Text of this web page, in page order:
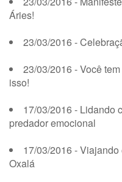
Áries!
23/03/2016 -
23/03/2016 - Você
isso!
17/03/2016 - Lidando
predador emocional
17/03/2016 -
Oxalá